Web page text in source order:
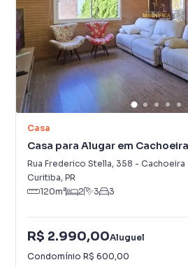
Casa
Casa para Alugar em Cachoeira
Rua Frederico Stella, 358 - Cachoeira
Curitiba, PR
120m² 2 3 3
R$ 2.990,00Aluguel
Condomínio R$ 600,00